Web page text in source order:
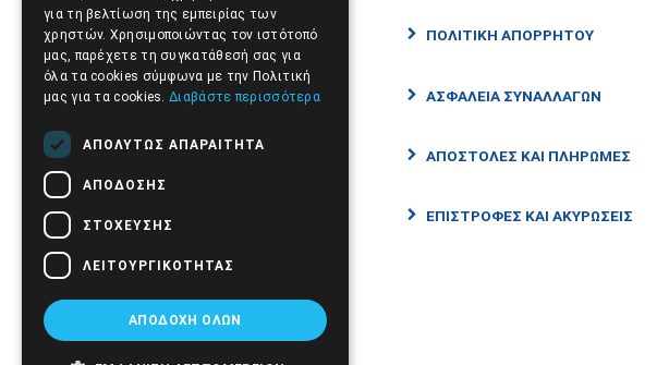
ΟΡΘΟΠΕΔΙΚΑ
ΑΝΑΠΗΡΙΚΑ ΑΜΑΞΙΔΙΑ - ΣΚΟΥΤΕΡ
ΑΤΟΜΙΚΗ ΦΡΟΝΤΙΔΑ-ΕΥΕΞΙΑ
ΙΑΤΡΙΚΑ ΑΝΑΛΩΣΙΜΑ
ΙΑΤΡΙΚΑ
ΒΡΕΦΙΚΗ ΦΡΟΝΤΙΔΑ
ΠΟΛΙΤΙΚΗ ΑΠΟΡΡΗΤΟΥ
ΑΣΦΑΛΕΙΑ ΣΥΝΑΛΛΑΓΩΝ
ΑΠΟΣΤΟΛΕΣ ΚΑΙ ΠΛΗΡΩΜΕΣ
ΕΠΙΣΤΡΟΦΕΣ ΚΑΙ ΑΚΥΡΩΣΕΙΣ
για τη βελτίωση της εμπειρίας των
χρηστών. Χρησιμοποιώντας τον ιστότοπό
μας, παρέχετε τη συγκατάθεσή σας για
όλα τα cookies σύμφωνα με την Πολιτική
μας για τα cookies. Διαβάστε περισσότερα
ΑΠΟΛΎΤΩΣ ΑΠΑΡΑΊΤΗΤΑ
ΑΠΌΔΟΣΗΣ
ΣΤΌΧΕΥΣΗΣ
ΛΕΙΤΟΥΡΓΙΚΌΤΗΤΑΣ
ΑΠΟΔΟΧΉ ΌΛΩΝ